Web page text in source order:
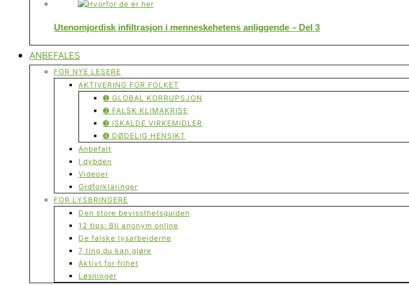
Utenomjordisk infiltrasjon i menneskehetens anliggende – Del 3
ANBEFALES
FOR NYE LESERE
AKTIVERING FOR FOLKET
➊ GLOBAL KORRUPSJON
➋ FALSK KLIMAKRISE
➌ ISKALDE VIRKEMIDLER
➍ DØDELIG HENSIKT
Anbefalt
I dybden
Videoer
Ordforklaringer
FOR LYSBRINGERE
Den store bevissthetsguiden
12 tips: Bli anonym online
De falske lysarbeiderne
7 ting du kan gjøre
Aktivt for frihet
Løsninger